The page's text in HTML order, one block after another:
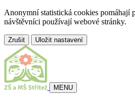
Anonymní statistická cookies pomáhají
návštěvníci používají webové stránky.
Zrušit Uložit nastavení
MENU